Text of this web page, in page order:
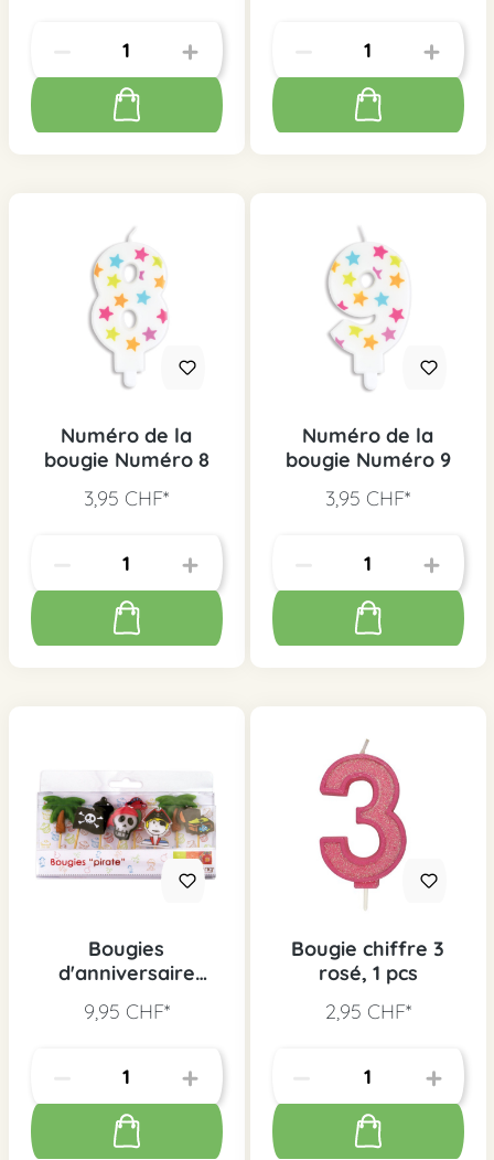
Numéro de la
bougie Numéro 8
3,95 CHF*
Numéro de la
bougie Numéro 9
3,95 CHF*
Bougies
d'anniversaire
9,95 CHF*
Bougie chiffre 3
rosé, 1 pcs
2,95 CHF*